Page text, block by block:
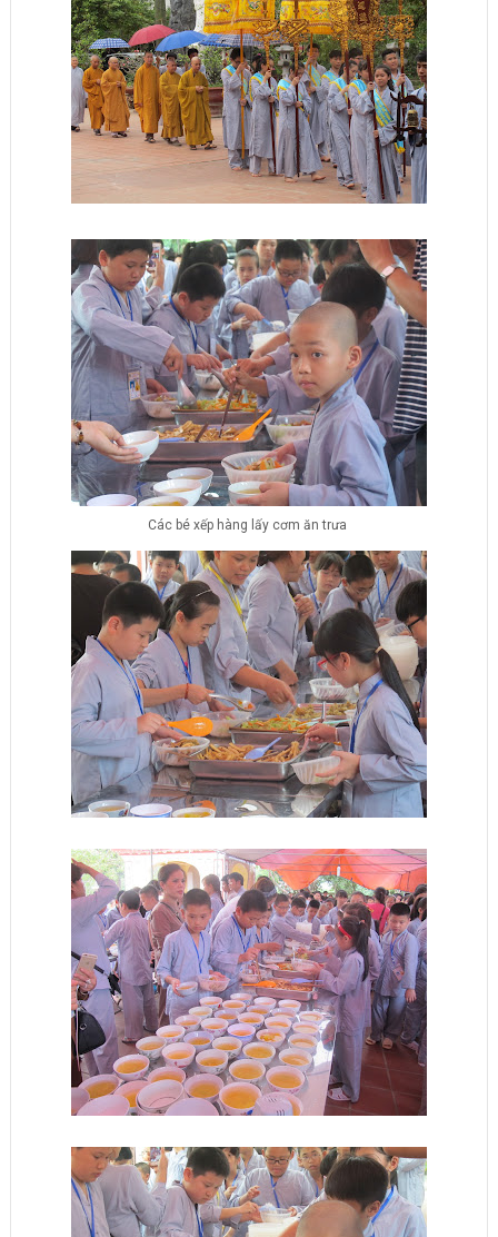
Các bé xếp hàng lấy cơm ăn trưa